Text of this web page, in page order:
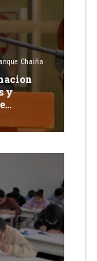
Chaiña
y